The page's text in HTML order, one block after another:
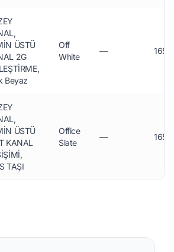
ÜSTÜ
2G
Beyaz
Off
White
—
ÜSTÜ
KANAL
TAŞI
Office
Slate
—